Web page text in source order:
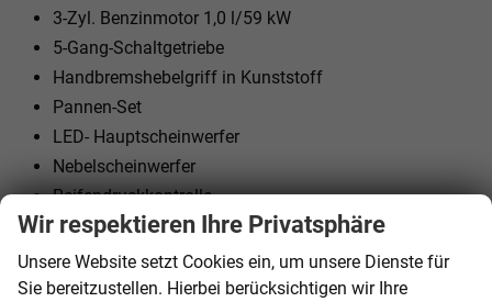
3-Zyl. Benzinmotor 1,0 l/59 kW
5-Gang-Schaltgetriebe
Handbremshebelgriff in Kunststoff
Pannen-Set
LED- Hauptscheinwerfer
Nebelscheinwerfer
Reifendruckkontrolle
Rücksitzbanklehne geteilt umlegbar
Schalthebelknopf/-Griff in Kunststoff
Scheibenwischer-Intervallschaltung mit Lichtsensor
Wir respektieren Ihre Privatsphäre
Unsere Website setzt Cookies ein, um unsere Dienste für
Sie bereitzustellen. Hierbei berücksichtigen wir Ihre